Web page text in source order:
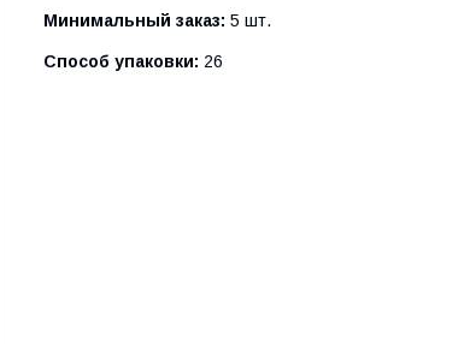
Минимальный заказ: 5 шт.
Способ упаковки: 26